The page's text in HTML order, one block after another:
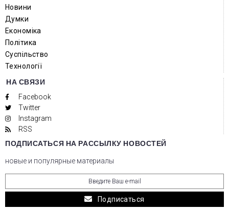
Новини
Думки
Економіка
Політика
Суспільство
Технології
НА СВЯЗИ
Facebook
Twitter
Instagram
RSS
ПОДПИСАТЬСЯ НА РАССЫЛКУ НОВОСТЕЙ
новые и популярные материалы
Подписаться